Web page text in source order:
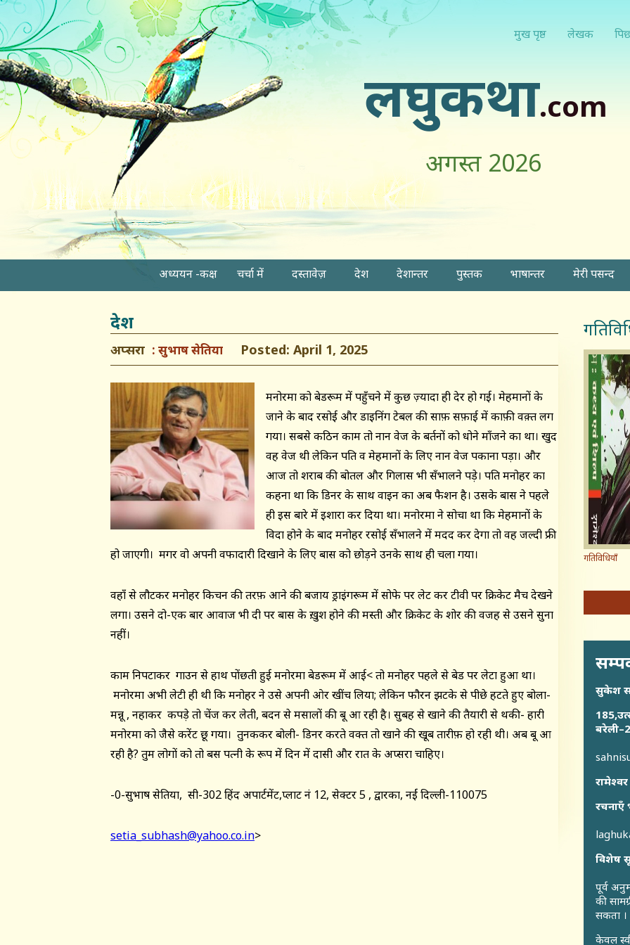
मुख पृष्ठ लेखक
लघुकथा.com
अगस्त 2026
अध्ययन -कक्ष चर्चा में दस्तावेज़ देश देशान्तर पुस्तक भाषान्तर मेरी पसन्द
देश
अप्सरा सुभाष सेतिया Posted: April 1, 2025
मनोरमा को बेडरूम में पहुँचने में कुछ ज़्यादा ही देर हो गई। मेहमानों के
जाने के बाद रसोई और डाइनिंग टेबल की साफ़ सफ़ाई में काफ़ी वक़्त लग
गया। सबसे कठिन काम तो नान वेज के बर्तनों को धोने माँजने का था। खुद
वह वेज थी लेकिन पति व मेहमानों के लिए नान वेज पकाना पड़ा। और
आज तो शराब की बोतल और गिलास भी सँभालने पड़े। पति मनोहर का
कहना था कि डिनर के साथ वाइन का अब फैशन है। उसके बास ने पहले
ही इस बारे में इशारा कर दिया था। मनोरमा ने सोचा था कि मेहमानों के
विदा होने के बाद मनोहर रसोई सँभालने में मदद कर देगा तो वह जल्दी फ्री
हो जाएगी। मगर वो अपनी वफादारी दिखाने के लिए बास को छोड़ने उनके साथ ही चला गया।
वहाँ से लौटकर मनोहर किचन की तरफ़ आने की बजाय ड्राइंगरूम में सोफे पर लेट कर टीवी पर क्रिकेट मैच देखने
लगा। उसने दो-एक बार आवाज भी दी पर बास के ख़ुश होने की मस्ती और क्रिकेट के शोर की वजह से उसने सुना
नहीं।
काम निपटाकर गाउन से हाथ पोंछती हुई मनोरमा बेडरूम में आई< तो मनोहर पहले से बेड पर लेटा हुआ था।
मनोरमा अभी लेटी ही थी कि मनोहर ने उसे अपनी ओर खींच लिया; लेकिन फौरन झटके से पीछे हटते हुए बोला-
मन्नू , नहाकर कपड़े तो चेंज कर लेती, बदन से मसालों की बू आ रही है। सुबह से खाने की तैयारी से थकी- हारी
मनोरमा को जैसे करेंट छू गया। तुनककर बोली- डिनर करते वक्त तो खाने की खूब तारीफ़ हो रही थी। अब बू आ
रही है? तुम लोगों को तो बस पत्नी के रूप में दिन में दासी और रात के अप्सरा चाहिए।
-0-सुभाष सेतिया, सी-302 हिंद अपार्टमेंट,प्लाट नं 12, सेक्टर 5 , द्वारका, नईं दिल्ली-110075
setia_subhash@yahoo.co.in>
गतिविधियाँ
सुकेश
विशेष
पूर्व
की
सकता ।
केवल